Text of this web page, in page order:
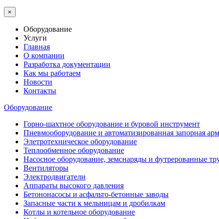
×
Оборудование
Услуги
Главная
О компании
Разработка документации
Как мы работаем
Новости
Контакты
Оборудование
Горно-шахтное оборудование и буровой инструмент
Пневмооборудование и автоматизированная запорная
Элетротехническое оборудование
Теплообменное оборудование
Насосное оборудование, земснаряды и футрерованные
Вентиляторы
Электродвигатели
Аппараты высокого давления
Бетононасосы и асфальто-бетонные заводы
Запасные части к мельницам и дробилкам
Котлы и котельное оборудование